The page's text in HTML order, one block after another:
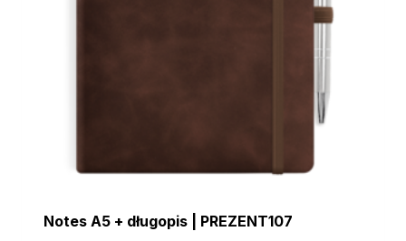
Notes A5 + długopis | PREZENT107